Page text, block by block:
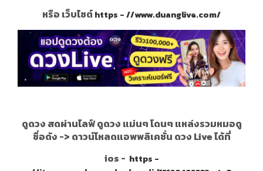
หรือ เว็บไซต์https - //www.duanglive.com/
ดูดวง สดผ่านไลฟ์ ดูดวง แม่นๆ โดนๆ แหล่งรวมหมอดู
ชื่อดัง -> ดาวน์โหลดแอพพลิเคชั่น ดวง Live ได้ที่
ios - https -